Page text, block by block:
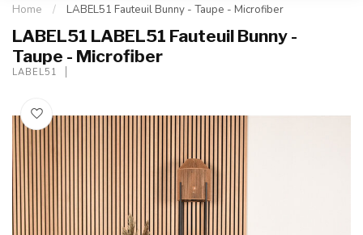
Home / LABEL51 Fauteuil Bunny - Taupe - Microfiber
LABEL51 LABEL51 Fauteuil Bunny -
Taupe - Microfiber
LABEL51